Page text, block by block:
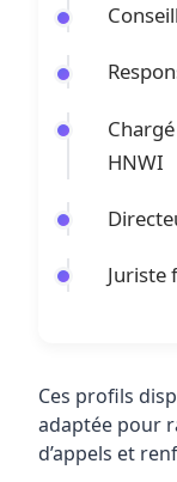
HNWI
Juriste
Ces profils
adaptée pour
d’appels et